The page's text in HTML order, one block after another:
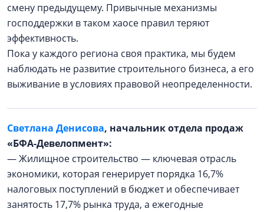
смену предыдущему. Привычные механизмы
господдержки в таком хаосе правил теряют
эффективность.
Пока у каждого региона своя практика, мы будем
наблюдать не развитие строительного бизнеса, а его
выживание в условиях правовой неопределенности.
Светлана Денисова, начальник отдела продаж
«БФА-Девелопмент»:
— Жилищное строительство — ключевая отрасль
экономики, которая генерирует порядка 16,7%
налоговых поступлений в бюджет и обеспечивает
занятость 17,7% рынка труда, а ежегодные